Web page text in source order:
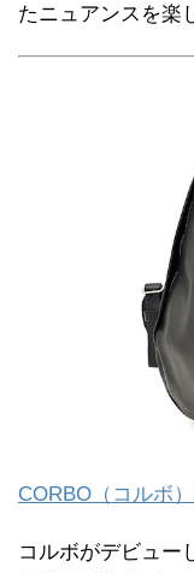
たニュアンスを楽
CORBO（コルボ
コルボがデビュー